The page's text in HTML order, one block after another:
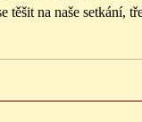
těšit na naše setkání,